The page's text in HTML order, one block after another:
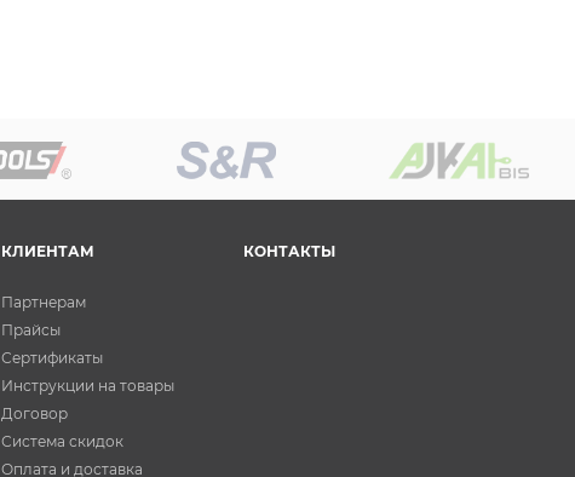
КЛИЕНТАМ
Партнерам
Прайсы
Сертификаты
Инструкции на товары
Договор
Система скидок
Оплата и доставка
КОНТАКТЫ